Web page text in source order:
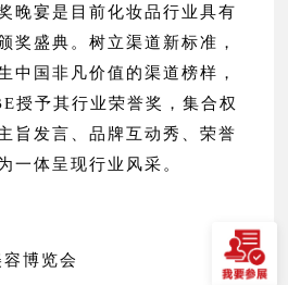
晚宴是目前化妆品行业具有
奖盛典。树立渠道新标准，
中国非凡价值的渠道榜样，
授予其行业荣誉奖，集合权
旨发言、品牌互动秀、荣誉
一体呈现行业风采。
博览会